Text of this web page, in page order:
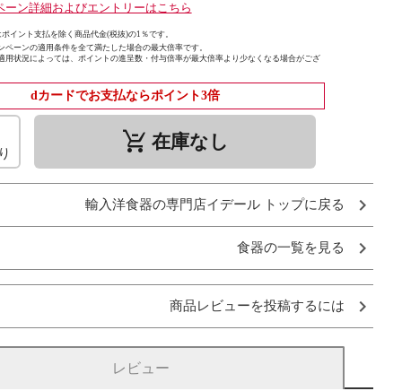
ーン詳細およびエントリーはこちら
イント支払を除く商品代金(税抜)の1％です。
ペーンの適用条件を全て満たした場合の最大倍率です。
用状況によっては、ポイントの進呈数・付与倍率が最大倍率より少なくなる場合がござ
dカードでお支払ならポイント3倍
remove_shopping_cart 在庫なし
輸入洋食器の専門店イデール トップに戻る
食器の一覧を見る
商品レビューを投稿するには
レビュー